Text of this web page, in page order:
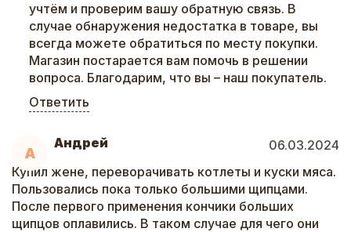
учтём и проверим вашу обратную связь. В
случае обнаружения недостатка в товаре, вы
всегда можете обратиться по месту покупки.
Магазин постарается вам помочь в решении
вопроса. Благодарим, что вы – наш покупатель.
Ответить
А
Андрей
06.03.2024
Купил жене, переворачивать котлеты и куски мяса.
Пользовались пока только большими щипцами.
После первого применения кончики больших
щипцов оплавились. В таком случае для чего они